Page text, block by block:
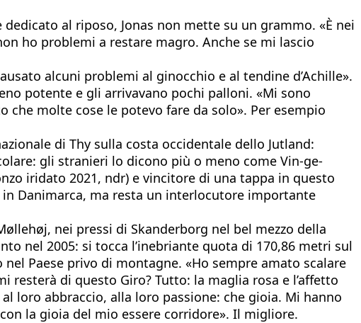
al riposo, Jonas non mette su un grammo. «È nei
ho problemi a restare magro. Anche se mi lascio
alcuni problemi al ginocchio e al tendine d’Achille».
potente e gli arrivavano pochi palloni. «Mi sono
molte cose le potevo fare da solo». Per esempio
di Thy sulla costa occidentale dello Jutland:
gli stranieri lo dicono più o meno come Vin-ge-
iridato 2021, ndr) e vincitore di una tappa in questo
Danimarca, ma resta un interlocutore importante
nei pressi di Skanderborg nel bel mezzo della
nel 2005: si tocca l’inebriante quota di 170,86 metri sul
Paese privo di montagne. «Ho sempre amato scalare
di questo Giro? Tutto: la maglia rosa e l’affetto
loro abbraccio, alla loro passione: che gioia. Mi hanno
la gioia del mio essere corridore». Il migliore.